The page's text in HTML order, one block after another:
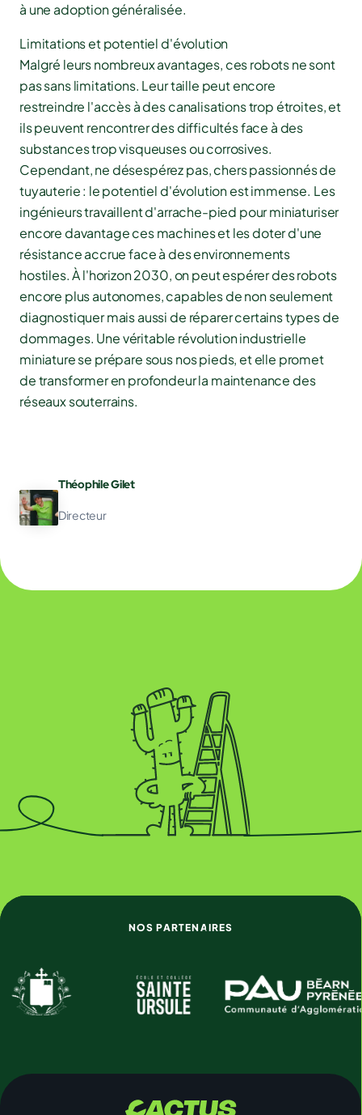
à une adoption généralisée.
Limitations et potentiel d'évolution
Malgré leurs nombreux avantages, ces robots ne sont
pas sans limitations. Leur taille peut encore
restreindre l'accès à des canalisations trop étroites, et
ils peuvent rencontrer des difficultés face à des
substances trop visqueuses ou corrosives.
Cependant, ne désespérez pas, chers passionnés de
tuyauterie : le potentiel d'évolution est immense. Les
ingénieurs travaillent d'arrache-pied pour miniaturiser
encore davantage ces machines et les doter d'une
résistance accrue face à des environnements
hostiles. À l'horizon 2030, on peut espérer des robots
encore plus autonomes, capables de non seulement
diagnostiquer mais aussi de réparer certains types de
dommages. Une véritable révolution industrielle
miniature se prépare sous nos pieds, et elle promet
de transformer en profondeur la maintenance des
réseaux souterrains.
Théophile Gilet
Directeur
NOS PARTENAIRES